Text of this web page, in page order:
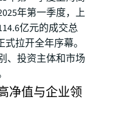
年第一季度，上
亿元的成交总
拉开全年序幕。
、投资主体和市场
净值与企业领